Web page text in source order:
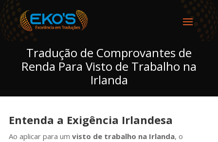
Tradução de Comprovantes de
Renda Para Visto de Trabalho na
Irlanda
Entenda a Exigência Irlandesa
Ao aplicar para um visto de trabalho na Irlanda, o